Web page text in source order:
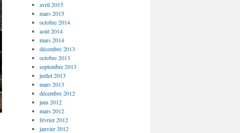
avril 2015
mars 2015
octobre 2014
août 2014
mars 2014
décembre 2013
octobre 2013
septembre 2013
juillet 2013
mars 2013
décembre 2012
juin 2012
mars 2012
février 2012
janvier 2012